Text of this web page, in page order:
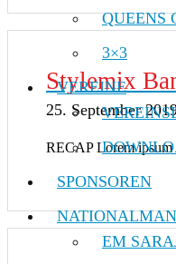
QUEENS
3×3
VEREINE
SPONSOREN
EM
Stylemix
25. September
RECAP Lorem